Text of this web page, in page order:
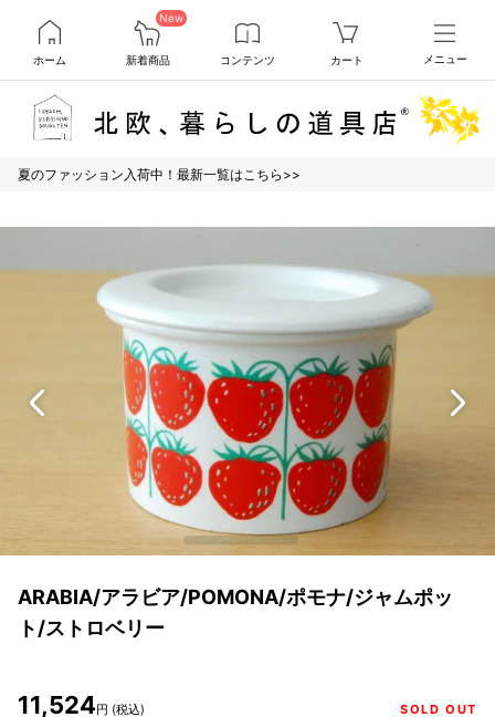
ホーム
New
新着商品 コンテンツ カート メニュー
夏のファッション入荷中！最新一覧はこちら>>
ARABIA/アラビア/POMONA/ポモナ/ジャムポッ
ト/ストロベリー
11,524円 (税込) SOLD OUT